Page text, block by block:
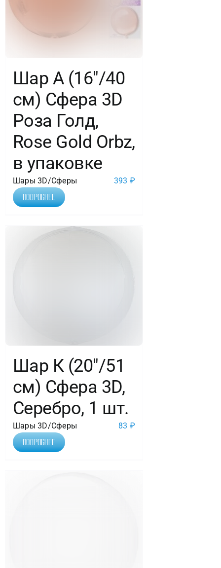
Шар А (16″/40
см) Сфера 3D
Роза Голд,
Rose Gold Orbz,
в упаковке
Шары 3D/Сферы 393 ₽
Подробнее
Шар К (20″/51
см) Сфера 3D,
Серебро, 1 шт.
Шары 3D/Сферы 83 ₽
Подробнее